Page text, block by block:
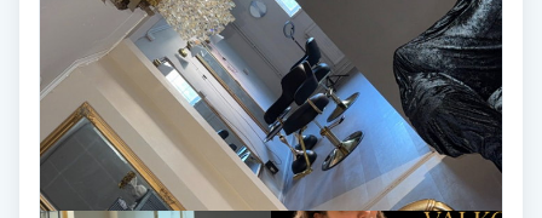
Skönhet
Slingor
Sockring